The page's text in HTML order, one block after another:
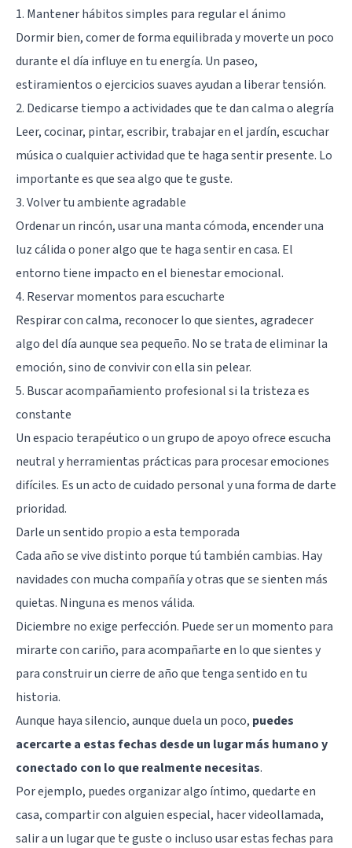
1. Mantener hábitos simples para regular el ánimo
Dormir bien, comer de forma equilibrada y moverte un poco
durante el día influye en tu energía. Un paseo,
estiramientos o ejercicios suaves ayudan a liberar tensión.
2. Dedicarse tiempo a actividades que te dan calma o alegría
Leer, cocinar, pintar, escribir, trabajar en el jardín, escuchar
música o cualquier actividad que te haga sentir presente. Lo
importante es que sea algo que te guste.
3. Volver tu ambiente agradable
Ordenar un rincón, usar una manta cómoda, encender una
luz cálida o poner algo que te haga sentir en casa. El
entorno tiene impacto en el bienestar emocional.
4. Reservar momentos para escucharte
Respirar con calma, reconocer lo que sientes, agradecer
algo del día aunque sea pequeño. No se trata de eliminar la
emoción, sino de convivir con ella sin pelear.
5. Buscar acompañamiento profesional si la tristeza es
constante
Un espacio terapéutico o un grupo de apoyo ofrece escucha
neutral y herramientas prácticas para procesar emociones
difíciles. Es un acto de cuidado personal y una forma de darte
prioridad.
Darle un sentido propio a esta temporada
Cada año se vive distinto porque tú también cambias. Hay
navidades con mucha compañía y otras que se sienten más
quietas. Ninguna es menos válida.
Diciembre no exige perfección. Puede ser un momento para
mirarte con cariño, para acompañarte en lo que sientes y
para construir un cierre de año que tenga sentido en tu
historia.
Aunque haya silencio, aunque duela un poco, puedes
acercarte a estas fechas desde un lugar más humano y
conectado con lo que realmente necesitas.
Por ejemplo, puedes organizar algo íntimo, quedarte en
casa, compartir con alguien especial, hacer videollamada,
salir a un lugar que te guste o incluso usar estas fechas para